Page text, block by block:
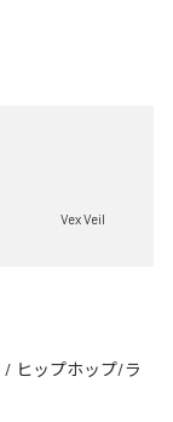
Vex Veil
/ ヒップホップ/ラ